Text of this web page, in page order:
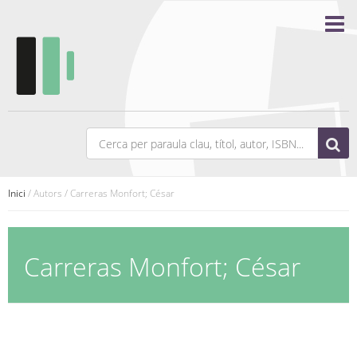
Inici / Autors / Carreras Monfort; César
Carreras Monfort; César